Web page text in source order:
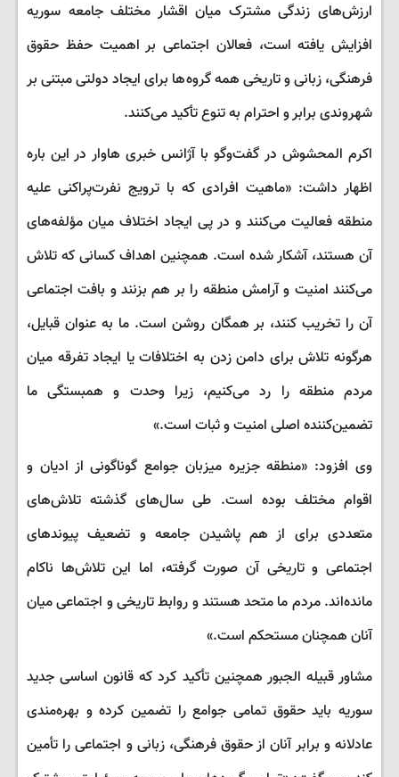
ارزش‌های زندگی مشترک میان اقشار مختلف جامعه سوریه
افزایش یافته است، فعالان اجتماعی بر اهمیت حفظ حقوق
فرهنگی، زبانی و تاریخی همه گروه‌ها برای ایجاد دولتی مبتنی بر
شهروندی برابر و احترام به تنوع تأکید می‌کنند.
اکرم المحشوش در گفت‌وگو با آژانس خبری هاوار در این باره
اظهار داشت: «ماهیت افرادی که با ترویج نفرت‌پراکنی علیه
منطقه فعالیت می‌کنند و در پی ایجاد اختلاف میان مؤلفه‌های
آن هستند، آشکار شده است. همچنین اهداف کسانی که تلاش
می‌کنند امنیت و آرامش منطقه را بر هم بزنند و بافت اجتماعی
آن را تخریب کنند، بر همگان روشن است. ما به عنوان قبایل،
هرگونه تلاش برای دامن زدن به اختلافات یا ایجاد تفرقه میان
مردم منطقه را رد می‌کنیم، زیرا وحدت و همبستگی ما
تضمین‌کننده اصلی امنیت و ثبات است.»
وی افزود: «منطقه جزیره میزبان جوامع گوناگونی از ادیان و
اقوام مختلف بوده است. طی سال‌های گذشته تلاش‌های
متعددی برای از هم پاشیدن جامعه و تضعیف پیوندهای
اجتماعی و تاریخی آن صورت گرفته، اما این تلاش‌ها ناکام
مانده‌اند. مردم ما متحد هستند و روابط تاریخی و اجتماعی میان
آنان همچنان مستحکم است.»
مشاور قبیله الجبور همچنین تأکید کرد که قانون اساسی جدید
سوریه باید حقوق تمامی جوامع را تضمین کرده و بهره‌مندی
عادلانه و برابر آنان از حقوق فرهنگی، زبانی و اجتماعی را تأمین